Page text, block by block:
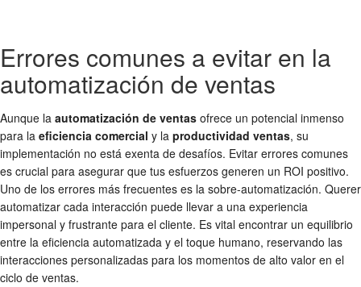
Errores comunes a evitar en la
automatización de ventas
Aunque la automatización de ventas ofrece un potencial inmenso
para la eficiencia comercial y la productividad ventas, su
implementación no está exenta de desafíos. Evitar errores comunes
es crucial para asegurar que tus esfuerzos generen un ROI positivo.
Uno de los errores más frecuentes es la sobre-automatización. Querer
automatizar cada interacción puede llevar a una experiencia
impersonal y frustrante para el cliente. Es vital encontrar un equilibrio
entre la eficiencia automatizada y el toque humano, reservando las
interacciones personalizadas para los momentos de alto valor en el
ciclo de ventas.